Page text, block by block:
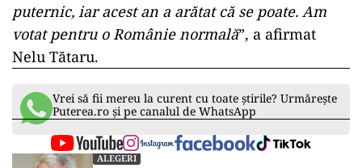
puternic, iar acest an a arătat că se poate. Am
votat pentru o Românie normală”, a afirmat
Nelu Tătaru.
Vrei să fii mereu la curent cu toate știrile? Urmărește
Puterea.ro și pe canalul de WhatsApp
ALEGERI